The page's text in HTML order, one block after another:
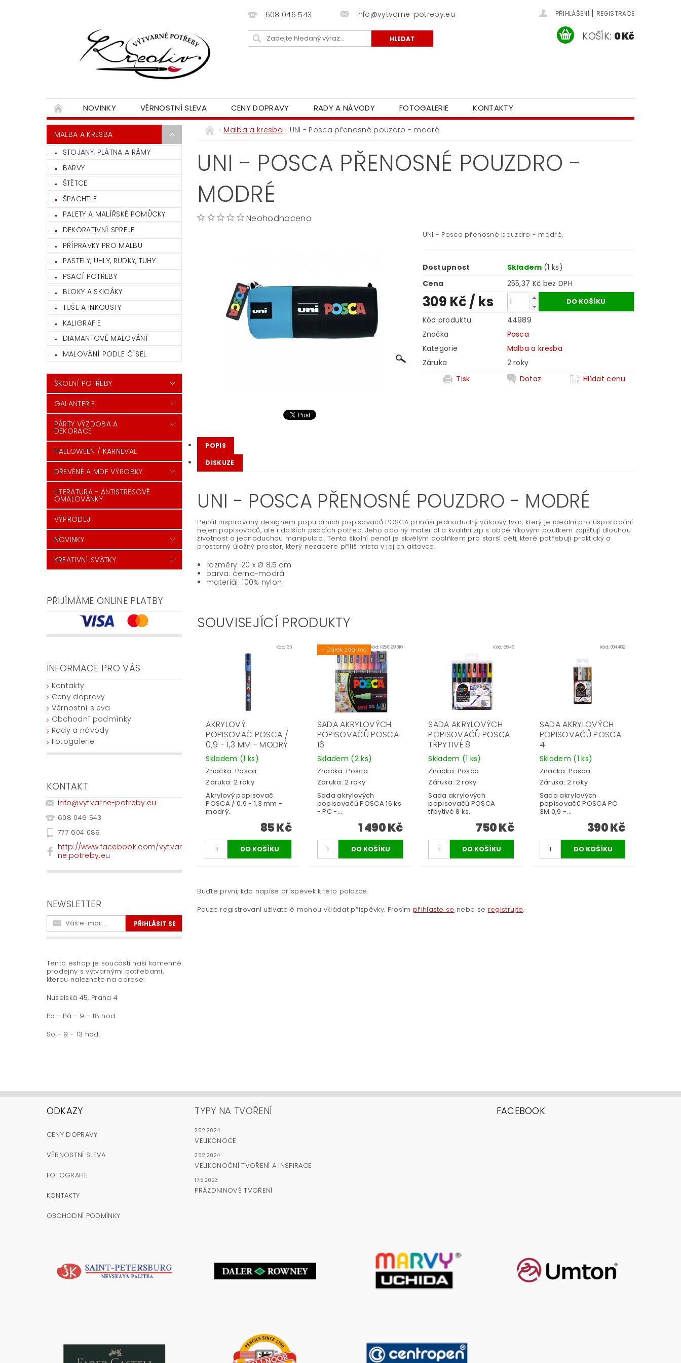
608 046 543 info@vytvarne-potreby.eu PŘIHLÁŠENÍ | REGISTRACE
KOŠÍK: 0 Kč
NOVINKY VĚRNOSTNÍ SLEVA CENY DOPRAVY RADY A NÁVODY FOTOGALERIE KONTAKTY
MALBA A KRESBA
STOJANY, PLÁTNA A RÁMY
BARVY
ŠTĚTCE
ŠPACHTLE
PALETY A MALÍŘSKÉ POMŮCKY
DEKORATIVNÍ SPREJE
PŘÍPRAVKY PRO MALBU
PASTELY, UHLY, RUDKY, TUHY
PSACÍ POTŘEBY
BLOKY A SKICÁKY
TUŠE A INKOUSTY
KALIGRAFIE
DIAMANTOVÉ MALOVÁNÍ
MALOVÁNÍ PODLE ČÍSEL
ŠKOLNÍ POTŘEBY
GALANTERIE
PÁRTY VÝZDOBA A
DEKORACE
HALLOWEEN / KARNEVAL
DŘEVĚNÉ A MDF VÝROBKY
LITERATURA - ANTISTRESOVÉ
OMALOVÁNKY
VÝPRODEJ
NOVINKY
KREATIVNÍ SVÁTKY
PŘIJÍMÁME ONLINE PLATBY
INFORMACE PRO VÁS
Kontakty
Ceny dopravy
Věrnostní sleva
Obchodní podmínky
Rady a návody
Fotogalerie
KONTAKT
info@vytvarne-potreby.eu
608 046 543
777 604 089
http://www.facebook.com/vytvar
ne.potreby.eu
NEWSLETTER
Tento eshop je součástí naší kamenné
prodejny s výtvarnými potřebami,
kterou naleznete na adrese:
Nuselská 45, Praha 4
Po - Pá - 9 - 18 hod.
So - 9 - 13 hod.
Malba a kresba UNI - Posca přenosné pouzdro - modré
UNI - POSCA PŘENOSNÉ POUZDRO -
MODRÉ
Neohodnoceno
UNI - Posca přenosné pouzdro - modré.
Dostupnost Skladem (1 ks)
Cena
255,37 Kč bez DPH
309 Kč/ ks
Kód produktu
44989
Značka
Posca
Kategorie
Malba a kresba
Záruka
2 roky
Tisk
Dotaz Hlídat cenu
POPIS
DISKUZE
UNI - POSCA PŘENOSNÉ POUZDRO - MODRÉ
Penál inspirovaný designem populárních popisovačů POSCA přináší jednoduchý válcový tvar, který je ideální pro uspořádání
nejen popisovačů, ale i dalších psacích potřeb. Jeho odolný materiál a kvalitní zip s obdélníkovým poutkem zajišťují dlouhou
životnost a jednoduchou manipulaci. Tento školní penál je skvělým doplňkem pro starší děti, které potřebují praktický a
prostorný úložný prostor, který nezabere příliš místa v jejich aktovce.
rozměry: 20 x Ø 8,5 cm
barva: černo-modrá
materiál: 100% nylon
SOUVISEJÍCÍ PRODUKTY
Kód: 33
AKRYLOVÝ
POPISOVAČ POSCA /
0,9 - 1,3 MM - MODRÝ
Skladem (1 ks)
Značka: Posca
Záruka: 2 roky
Akrylový popisovač
POSCA / 0,9 - 1,3 mm -
modrý.
85 Kč
+ Dárek zdarma Kód: P250199316
SADA AKRYLOVÝCH
POPISOVAČŮ POSCA
16
Skladem (2 ks)
Značka:Posca
Záruka: 2 roky
Sada akrylových
popisovačů POSCA 16 ks
- PC -...
1 490 Kč
Kód: 6643
SADA AKRYLOVÝCH
POPISOVAČŮ POSCA
TŘPYTIVÉ 8
Skladem (1 ks)
Značka: Posca
Záruka: 2 roky
Sada akrylových
popisovačů POSCA
třpytivé 8 ks.
750 Kč
Kód: 004489
SADA AKRYLOVÝCH
POPISOVAČŮ POSCA
4
Skladem (1 ks)
Značka:Posca
Záruka: 2 roky
Sada akrylových
popisovačů POSCA PC
3M 0,9 -...
390 Kč
Buďte první, kdo napíše příspěvek k této položce.
Pouze registrovaní uživatelé mohou vkládat příspěvky. Prosím přihlaste se nebo se registrujte.
ODKAZY
CENY DOPRAVY
VĚRNOSTNÍ SLEVA
FOTOGRAFIE
KONTAKTY
OBCHODNÍ PODMÍNKY
TYPY NA TVOŘENÍ
25.2.2024
VELIKONOCE
25.2.2024
VELIKONOČNÍ TVOŘENÍ A INSPIRACE
17.5.2023
PRÁZDNINOVÉ TVOŘENÍ
FACEBOOK